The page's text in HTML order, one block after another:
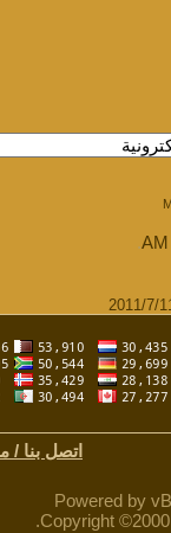
.
اتصل بنا /
Powered by
Copyright